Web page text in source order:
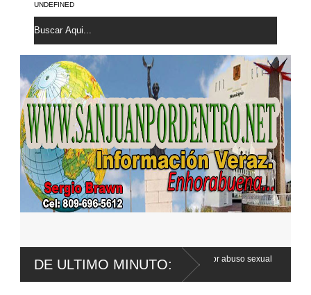
UNDEFINED
DE ULTIMO MINUTO:
Franco apela sentencia por abuso sexual
Poder Ejecutivo